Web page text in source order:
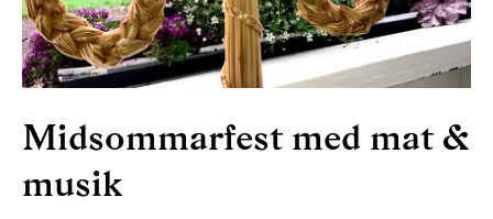
Midsommarfest med mat &
musik